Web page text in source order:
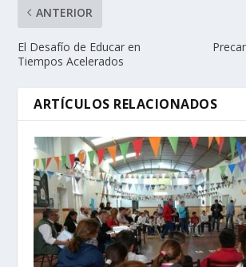
ANTERIOR
El Desafío de Educar en
Tiempos Acelerados
ARTÍCULOS RELACIONADOS